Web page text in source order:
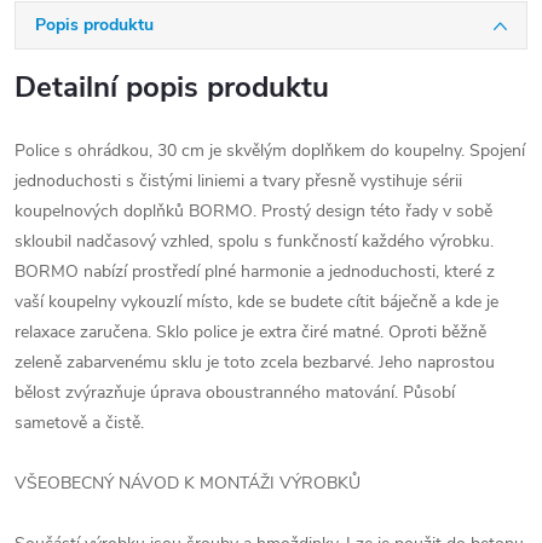
Popis produktu
Detailní popis produktu
Police s ohrádkou, 30 cm je skvělým doplňkem do koupelny. Spojení
jednoduchosti s čistými liniemi a tvary přesně vystihuje sérii
koupelnových doplňků BORMO. Prostý design této řady v sobě
skloubil nadčasový vzhled, spolu s funkčností každého výrobku.
BORMO nabízí prostředí plné harmonie a jednoduchosti, které z
vaší koupelny vykouzlí místo, kde se budete cítit báječně a kde je
relaxace zaručena. Sklo police je extra čiré matné. Oproti běžně
zeleně zabarvenému sklu je toto zcela bezbarvé. Jeho naprostou
bělost zvýrazňuje úprava oboustranného matování. Působí
sametově a čistě.
VŠEOBECNÝ NÁVOD K MONTÁŽI VÝROBKŮ